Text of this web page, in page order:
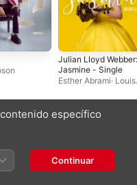
Julian Lloyd Webber:
Jasmine - Single
Esther Abrami· Louis
Artista
específico
Continuar